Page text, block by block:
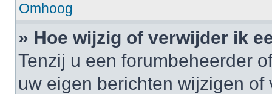
Omhoog
» Hoe wijzig of verwijder ik
Tenzij u een forumbeheerder
uw eigen berichten wijzigen